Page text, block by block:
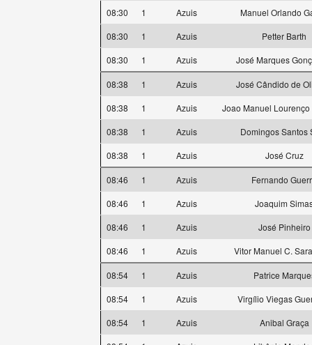
08:30
1 Azuis
Manuel Orlando
08:30
1 Azuis
Petter Barth
08:30
1 Azuis José Marques
08:38 1 Azuis
José Cândido de
08:38
1 Azuis
Joao Manuel
08:38
1 Azuis
Domingos Santos
08:38
1 Azuis José Cruz
08:46 1 Azuis
Fernando
08:46
1 Azuis
Joaquim
08:46
1 Azuis
José Pinheiro
08:46
1 Azuis Vitor Manuel C.
08:54 1 Azuis
Patrice
08:54
1 Azuis
Virgílio Viegas
08:54
1 Azuis
Anibal Graça